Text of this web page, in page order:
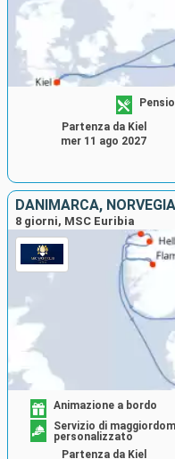
Partenza da Kiel
mer 11 ago 2027
DANIMARCA,
8 giorni, MSC Euribia
Animazione a bordo
Servizio di
personalizzato
Partenza da Kiel